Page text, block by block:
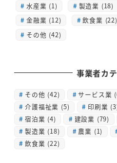
水産業 (1)
製造業 (18)
金融業 (12)
飲食業 (22)
その他 (42)
事業者カ
その他 (42) サービス業
介護福祉業 (5) 印刷業
宿泊業 (4) 建設業 (79)
製造業 (18) 農業 (1)
飲食業 (22)